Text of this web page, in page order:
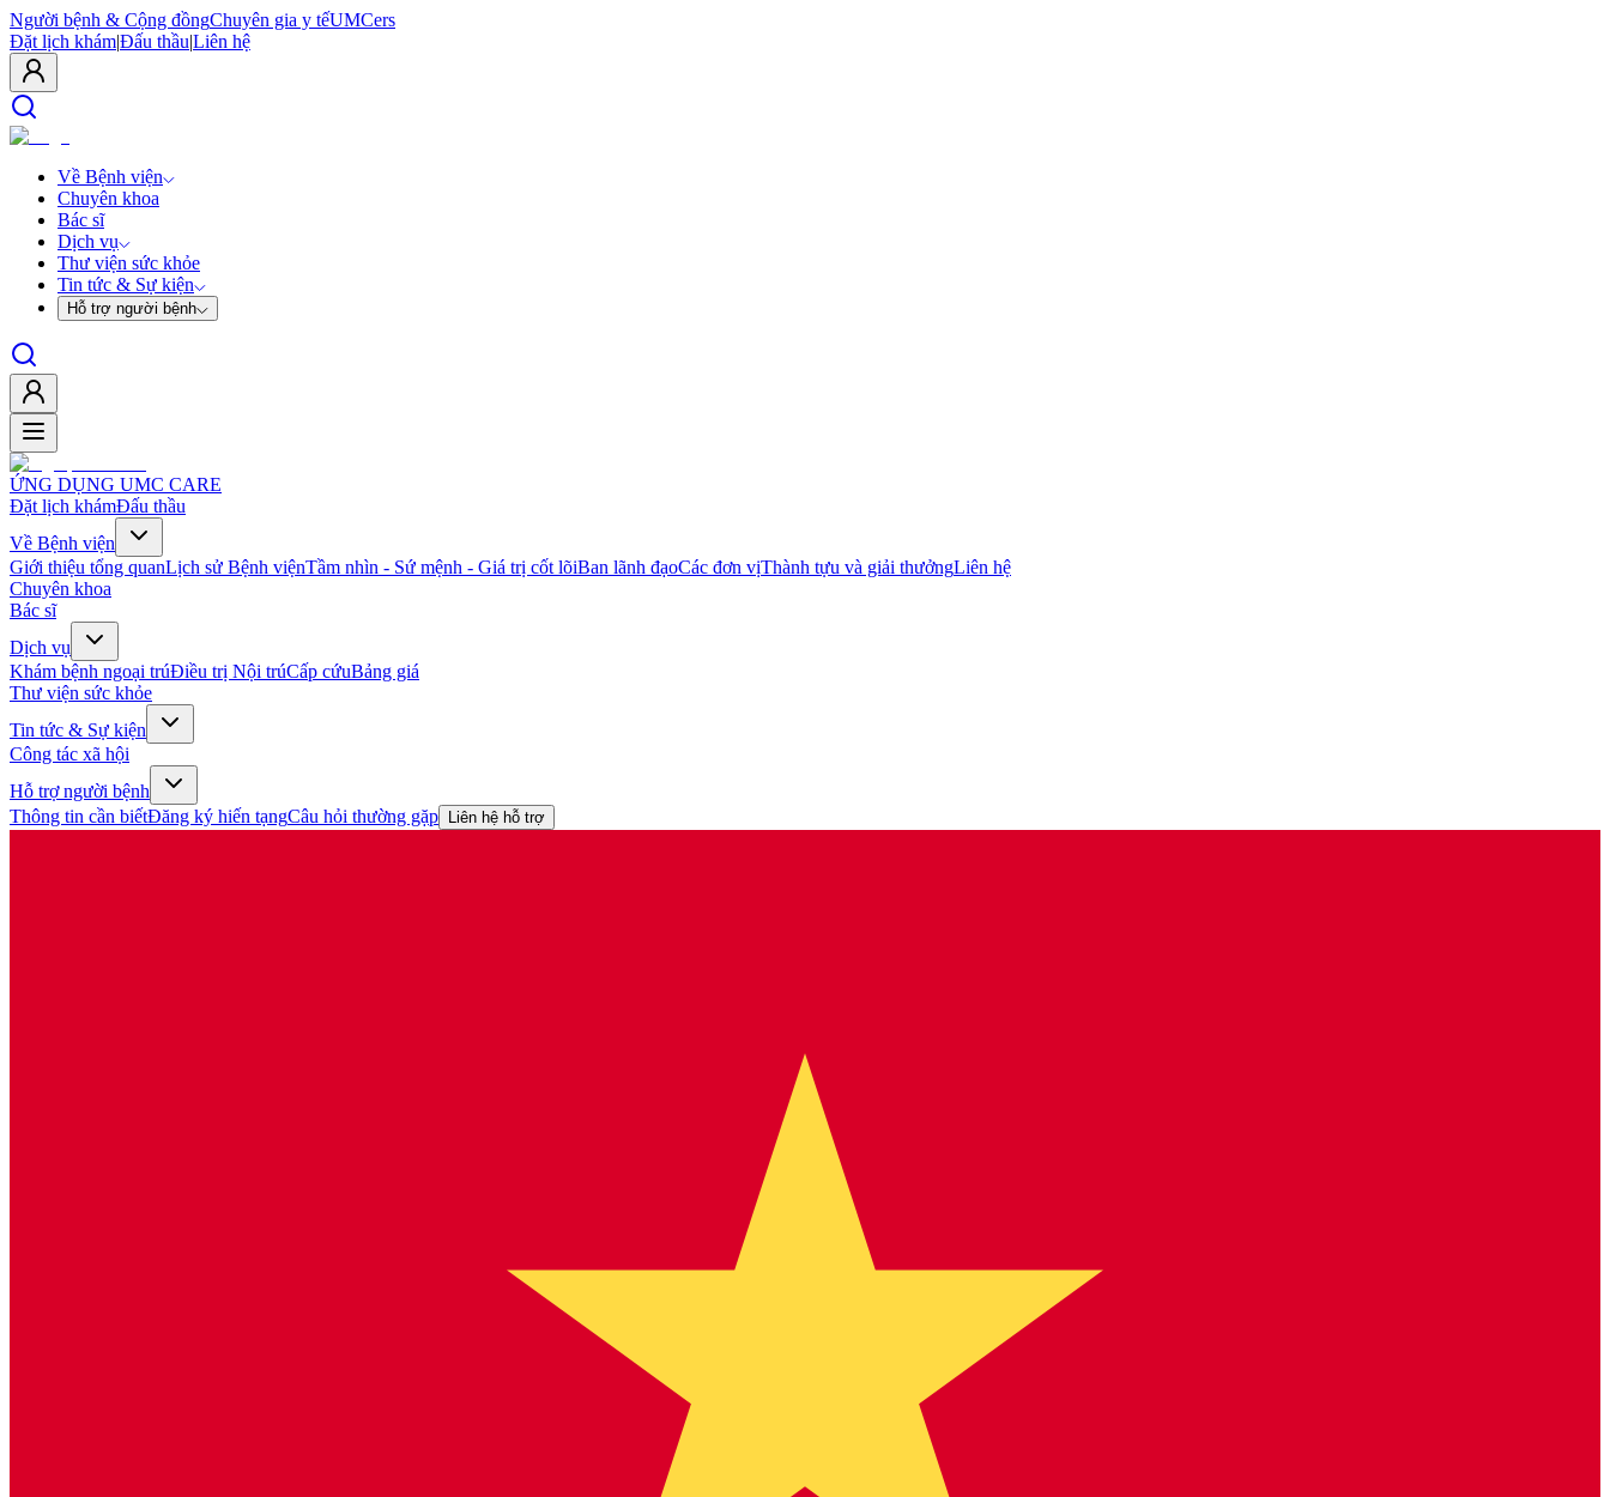
Người bệnh & Cộng đồngChuyên gia y tếUMCers
Đặt lịch khám|Đấu thầu|Liên hệ
Về Bệnh viện
Chuyên khoa
Bác sĩ
Dịch vụ
Thư viện sức khỏe
Tin tức & Sự kiện
Hỗ trợ người bệnh
ỨNG DỤNG UMC CARE
Đặt lịch khámĐấu thầu
Về Bệnh viện
Giới thiệu tổng quanLịch sử Bệnh việnTầm nhìn - Sứ mệnh - Giá trị cốt lõiBan lãnh đạoCác đơn vịThành tựu và giải thưởngLiên hệ
Chuyên khoa
Bác sĩ
Dịch vụ
Khám bệnh ngoại trúĐiều trị Nội trúCấp cứuBảng giá
Thư viện sức khỏe
Tin tức & Sự kiện
Công tác xã hội
Hỗ trợ người bệnh
Thông tin cần biếtĐăng ký hiến tạngCâu hỏi thường gặp Liên hệ hỗ trợ